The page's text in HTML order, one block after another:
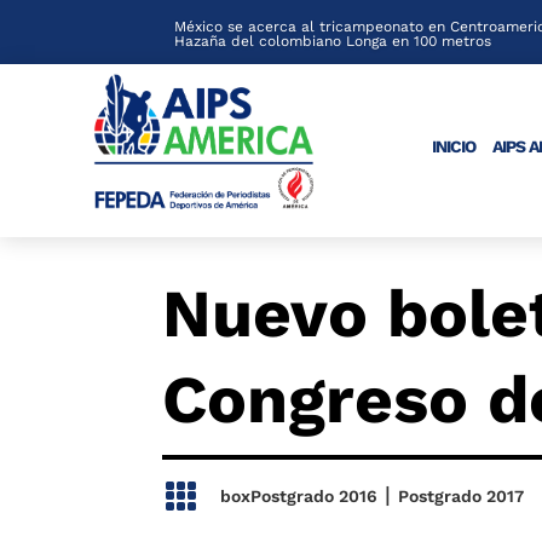
México se acerca al tricampeonato en
Hazaña del colombiano Longa en 100 metros
INICIO AIPS
Nuevo
Congreso
 boxPostgrado 2016 | Postgrado 2017